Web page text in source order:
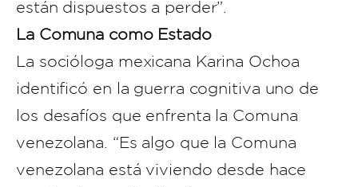
están dispuestos a perder”.
La Comuna como Estado
La socióloga mexicana Karina Ochoa
identificó en la guerra cognitiva uno de
los desafíos que enfrenta la Comuna
venezolana. “Es algo que la Comuna
venezolana está viviendo desde hace